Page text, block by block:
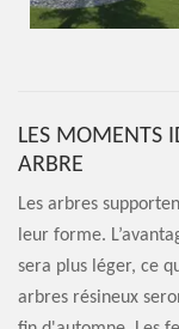
LES MOMENTS
ARBRE
Les arbres
leur forme.
sera plus léger, ce
arbres résineux